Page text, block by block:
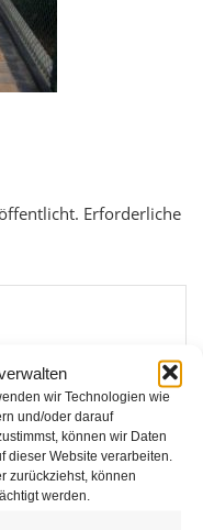
wir Technologien wie
und/oder darauf
können wir Daten
dieser Website verarbeiten.
zurückziehst, können
werden.
Erforderliche